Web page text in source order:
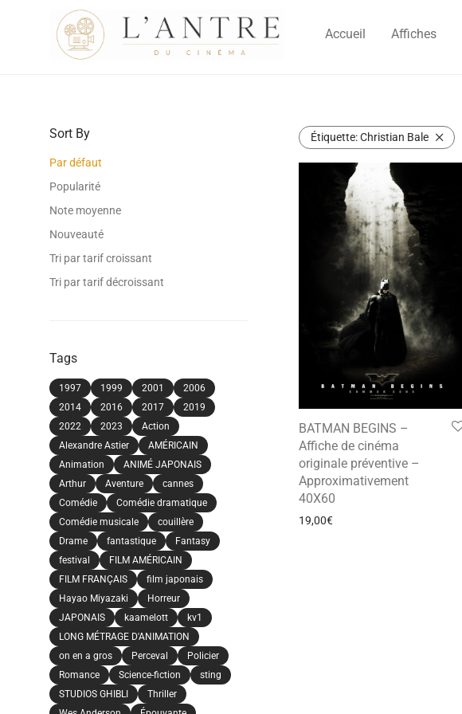
Accueil Affiches
Sort By
Par défaut
Popularité
Note moyenne
Nouveauté
Tri par tarif croissant
Tri par tarif décroissant
Tags
1997 1999 2001
2006
2014
2016 2017
2019
2022
2023
Action
Alexandre Astier
AMÉRICAIN
Animation
ANIMÉ JAPONAIS
Arthur
Aventure
cannes
Comédie
Comédie dramatique
Comédie musicale
couillère
Drame
fantastique
Fantasy
festival
FILM AMÉRICAIN
FILM FRANÇAIS
film japonais
Hayao Miyazaki
Horreur
JAPONAIS
kaamelott
kv1
LONG MÉTRAGE D'ANIMATION
on en a gros
Perceval
Policier
Romance
Science-fiction
sting
STUDIOS GHIBLI
Thriller
Étiquette:Christian Bale
BATMAN BEGINS –
Affiche de cinéma
originale préventive –
Approximativement
40X60
19,00€